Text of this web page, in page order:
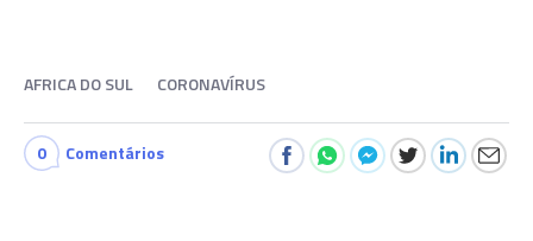
AFRICA DO SUL CORONAVÍRUS
0 Comentários